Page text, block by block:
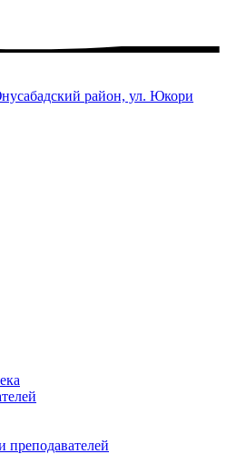
район, ул. Юкори
преподавателей